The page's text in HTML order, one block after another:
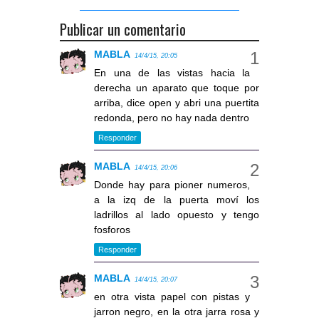
Publicar un comentario
MABLA 14/4/15, 20:05
En una de las vistas hacia la
derecha un aparato que toque por
arriba, dice open y abri una puertita
redonda, pero no hay nada dentro
Responder
MABLA 14/4/15, 20:06
Donde hay para pioner numeros,
a la izq de la puerta moví los
ladrillos al lado opuesto y tengo
fosforos
Responder
MABLA 14/4/15, 20:07
en otra vista papel con pistas y
jarron negro, en la otra jarra rosa y